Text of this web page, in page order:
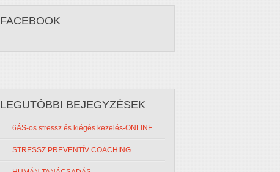
FACEBOOK
LEGUTÓBBI BEJEGYZÉSEK
6ÁS-os stressz és kiégés kezelés-ONLINE
STRESSZ PREVENTÍV COACHING